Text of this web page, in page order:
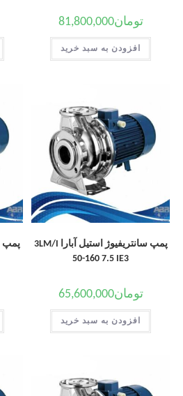
تومان81,800,000
افزودن به سبد خرید
پمپ سانتریفیوژ استیل آبارا 3LM/I
50-160 7.5 IE3
تومان65,600,000
افزودن به سبد خرید